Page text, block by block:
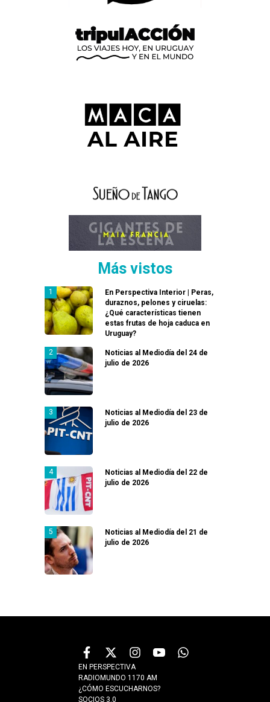
Más vistos
En Perspectiva Interior | Peras,
duraznos, pelones y ciruelas:
¿Qué características tienen
estas frutas de hoja caduca en
Uruguay?
Noticias al Mediodía del 24 de
julio de 2026
Noticias al Mediodía del 23 de
julio de 2026
Noticias al Mediodía del 22 de
julio de 2026
Noticias al Mediodía del 21 de
julio de 2026
EN PERSPECTIVA
RADIOMUNDO 1170 AM
¿CÓMO ESCUCHARNOS?
SOCIOS 3.0